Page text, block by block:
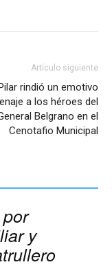
Artículo siguiente
rindió un emotivo
a los héroes del
Belgrano en el
Cenotafio Municipal
y